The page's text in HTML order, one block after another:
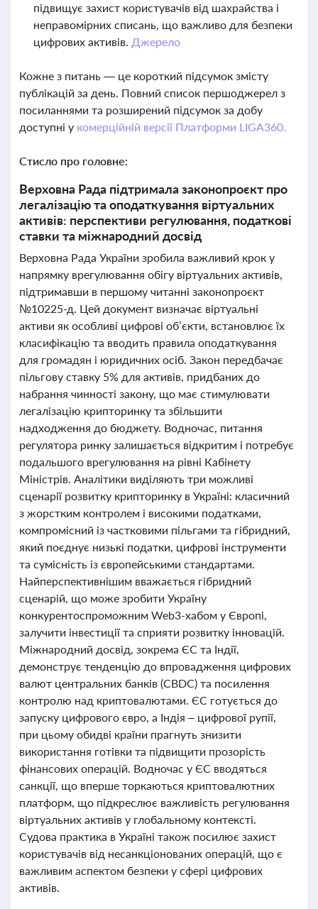
підвищує захист користувачів від шахрайства і
неправомірних списань, що важливо для безпеки
цифрових активів. Джерело
Кожне з питань — це короткий підсумок змісту
публікацій за день. Повний список першоджерел з
посиланнями та розширений підсумок за добу
доступні у комерційній версії Платформи LIGA360.
Стисло про головне:
Верховна Рада підтримала законопроєкт про
легалізацію та оподаткування віртуальних
активів: перспективи регулювання, податкові
ставки та міжнародний досвід
Верховна Рада України зробила важливий крок у
напрямку врегулювання обігу віртуальних активів,
підтримавши в першому читанні законопроєкт
№10225-д. Цей документ визначає віртуальні
активи як особливі цифрові об’єкти, встановлює їх
класифікацію та вводить правила оподаткування
для громадян і юридичних осіб. Закон передбачає
пільгову ставку 5% для активів, придбаних до
набрання чинності закону, що має стимулювати
легалізацію крипторинку та збільшити
надходження до бюджету. Водночас, питання
регулятора ринку залишається відкритим і потребує
подальшого врегулювання на рівні Кабінету
Міністрів. Аналітики виділяють три можливі
сценарії розвитку крипторинку в Україні: класичний
з жорстким контролем і високими податками,
компромісний із частковими пільгами та гібридний,
який поєднує низькі податки, цифрові інструменти
та сумісність із європейськими стандартами.
Найперспективнішим вважається гібридний
сценарій, що може зробити Україну
конкурентоспроможним Web3-хабом у Європі,
залучити інвестиції та сприяти розвитку інновацій.
Міжнародний досвід, зокрема ЄС та Індії,
демонструє тенденцію до впровадження цифрових
валют центральних банків (CBDC) та посилення
контролю над криптовалютами. ЄС готується до
запуску цифрового євро, а Індія – цифрової рупії,
при цьому обидві країни прагнуть знизити
використання готівки та підвищити прозорість
фінансових операцій. Водночас у ЄС вводяться
санкції, що вперше торкаються криптовалютних
платформ, що підкреслює важливість регулювання
віртуальних активів у глобальному контексті.
Судова практика в Україні також посилює захист
користувачів від несанкціонованих операцій, що є
важливим аспектом безпеки у сфері цифрових
активів.